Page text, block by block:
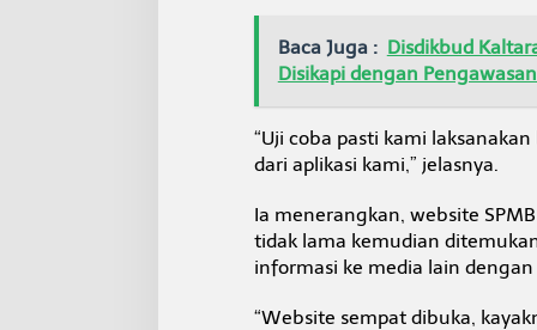
Baca Juga : Disdikbud
Disikapi dengan
“Uji coba pasti kami
dari aplikasi kami,” jelasnya.
Ia menerangkan, website
tidak lama kemudian
informasi ke media lain
“Website sempat dibuka,